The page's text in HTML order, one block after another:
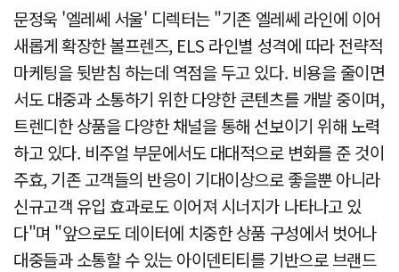
문정욱 '엘레쎄 서울' 디렉터는 "기존 엘레쎄 라인에 이어
새롭게 확장한 볼프렌즈, ELS 라인별 성격에 따라 전략적
마케팅을 뒷받침 하는데 역점을 두고 있다. 비용을 줄이면
서도 대중과 소통하기 위한 다양한 콘텐츠를 개발 중이며,
트렌디한 상품을 다양한 채널을 통해 선보이기 위해 노력
하고 있다. 비주얼 부문에서도 대대적으로 변화를 준 것이
주효, 기존 고객들의 반응이 기대이상으로 좋을뿐 아니라
신규고객 유입 효과로도 이어져 시너지가 나타나고 있
다"며 "앞으로도 데이터에 치중한 상품 구성에서 벗어나
대중들과 소통할 수 있는 아이덴티티를 기반으로 브랜드